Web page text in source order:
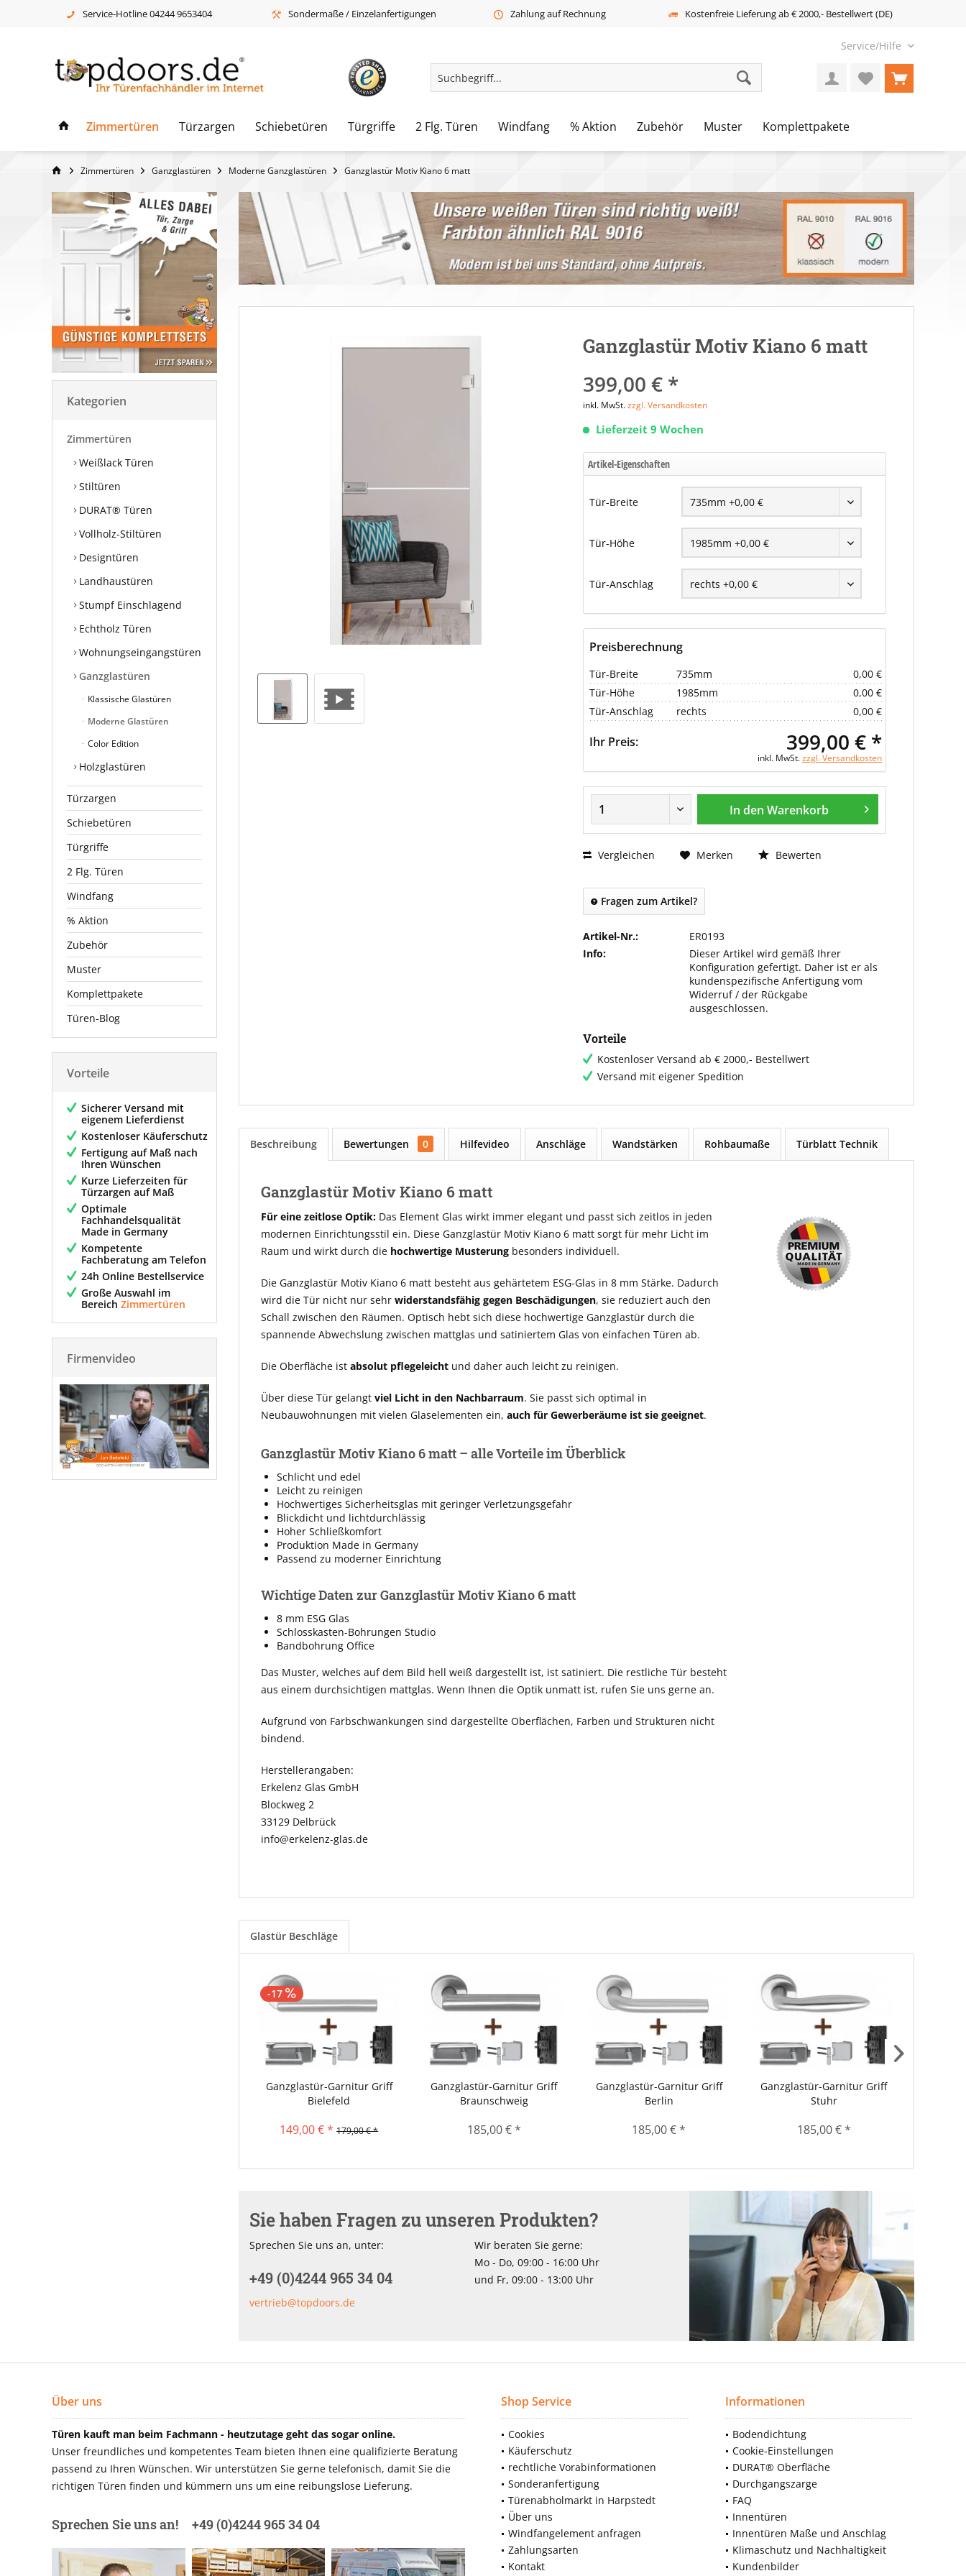
Service-Hotline 04244 9653404 Sondermaße / Einzelanfertigungen Zahlung auf Rechnung Kostenfreie Lieferung ab € 2000,- Bestellwert (DE)
Service/Hilfe
Zimmertüren Türzargen Schiebetüren Türgriffe 2 Flg. Türen Windfang % Aktion Zubehör Muster Komplettpakete
Zimmertüren Ganzglastüren Moderne Ganzglastüren Ganzglastür Motiv Kiano 6 matt
Kategorien
Zimmertüren
Weißlack Türen
Stiltüren
DURAT® Türen
Vollholz-Stiltüren
Designtüren
Landhaustüren
Stumpf Einschlagend
Echtholz Türen
Wohnungseingangstüren
Ganzglastüren
Klassische Glastüren
Moderne Glastüren
Color Edition
Holzglastüren
Türzargen
Schiebetüren
Türgriffe
2 Flg. Türen
Windfang
% Aktion
Zubehör
Muster
Komplettpakete
Türen-Blog
Vorteile
Sicherer Versand mit
eigenem Lieferdienst
Kostenloser Käuferschutz
Fertigung auf Maß nach
Ihren Wünschen
Kurze Lieferzeiten für
Türzargen auf Maß
Optimale
Fachhandelsqualität
Made in Germany
Kompetente
Fachberatung am Telefon
24h Online Bestellservice
Große Auswahl im
Bereich Zimmertüren
Firmenvideo
Ganzglastür Motiv Kiano 6 matt
399,00 € *
inkl. MwSt.zzgl. Versandkosten
Lieferzeit 9 Wochen
Artikel-Eigenschaften
Tür-Breite
Tür-Höhe
Tür-Anschlag
Preisberechnung
Tür-Breite 735mm
0,00 €
Tür-Höhe
1985mm
0,00 €
Tür-Anschlag
rechts 0,00 €
Ihr Preis: 399,00 € *
inkl. MwSt.zzgl. Versandkosten
In den Warenkorb
Vergleichen Merken Bewerten
Fragen zum Artikel?
Artikel-Nr.:
ER0193
Info:
Dieser Artikel wird gemäß Ihrer
Konfiguration gefertigt. Daher ist er als
kundenspezifische Anfertigung vom
Widerruf / der Rückgabe
ausgeschlossen.
Vorteile
Kostenloser Versand ab € 2000,- Bestellwert
Versand mit eigener Spedition
Beschreibung Bewertungen 0 Hilfevideo Anschläge Wandstärken Rohbaumaße Türblatt Technik
Ganzglastür Motiv Kiano 6 matt
Für eine zeitlose Optik: Das Element Glas wirkt immer elegant und passt sich zeitlos in jeden
modernen Einrichtungsstil ein. Diese Ganzglastür Motiv Kiano 6 matt sorgt für mehr Licht im
Raum und wirkt durch die hochwertige Musterung besonders individuell.
Die Ganzglastür Motiv Kiano 6 matt besteht aus gehärtetem ESG-Glas in 8 mm Stärke. Dadurch
wird die Tür nicht nur sehr widerstandsfähig gegen Beschädigungen, sie reduziert auch den
Schall zwischen den Räumen. Optisch hebt sich diese hochwertige Ganzglastür durch die
spannende Abwechslung zwischen mattglas und satiniertem Glas von einfachen Türen ab.
Die Oberfläche ist absolut pflegeleicht und daher auch leicht zu reinigen.
Über diese Tür gelangt viel Licht in den Nachbarraum. Sie passt sich optimal in
Neubauwohnungen mit vielen Glaselementen ein, auch für Gewerberäume ist sie geeignet.
Ganzglastür Motiv Kiano 6 matt – alle Vorteile im Überblick
Schlicht und edel
Leicht zu reinigen
Hochwertiges Sicherheitsglas mit geringer Verletzungsgefahr
Blickdicht und lichtdurchlässig
Hoher Schließkomfort
Produktion Made in Germany
Passend zu moderner Einrichtung
Wichtige Daten zur Ganzglastür Motiv Kiano 6 matt
8 mm ESG Glas
Schlosskasten-Bohrungen Studio
Bandbohrung Office
Das Muster, welches auf dem Bild hell weiß dargestellt ist, ist satiniert. Die restliche Tür besteht
aus einem durchsichtigen mattglas. Wenn Ihnen die Optik unmatt ist, rufen Sie uns gerne an.
Aufgrund von Farbschwankungen sind dargestellte Oberflächen, Farben und Strukturen nicht
bindend.
Herstellerangaben:
Erkelenz Glas GmbH
Blockweg 2
33129 Delbrück
info@erkelenz-glas.de
Glastür Beschläge
-17
Ganzglastür-Garnitur Griff
Bielefeld
149,00 € * 179,00 € *
Ganzglastür-Garnitur Griff
Braunschweig
185,00 € *
Ganzglastür-Garnitur Griff
Berlin
185,00 € *
Ganzglastür-Garnitur Griff
Stuhr
185,00 € *
Sie haben Fragen zu unseren Produkten?
Sprechen Sie uns an, unter:
+49 (0)4244 965 34 04
vertrieb@topdoors.de
Wir beraten Sie gerne:
Mo - Do, 09:00 - 16:00 Uhr
und Fr, 09:00 - 13:00 Uhr
Über uns
Türen kauft man beim Fachmann - heutzutage geht das sogar online.
Unser freundliches und kompetentes Team bieten Ihnen eine qualifizierte Beratung
passend zu Ihren Wünschen. Wir unterstützen Sie gerne telefonisch, damit Sie die
richtigen Türen finden und kümmern uns um eine reibungslose Lieferung.
Sprechen Sie uns an! +49 (0)4244 965 34 04
Shop Service
Cookies
Käuferschutz
rechtliche Vorabinformationen
Sonderanfertigung
Türenabholmarkt in Harpstedt
Über uns
Windfangelement anfragen
Zahlungsarten
Kontakt
Informationen
Bodendichtung
Cookie-Einstellungen
DURAT® Oberfläche
Durchgangszarge
FAQ
Innentüren
Innentüren Maße und Anschlag
Klimaschutz und Nachhaltigkeit
Kundenbilder